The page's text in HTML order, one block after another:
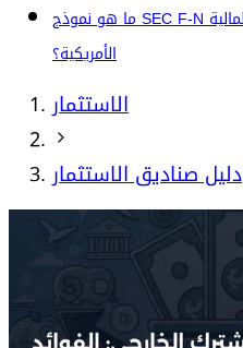
ما هو نموذج SEC F-N وكيفية استخدامه في الأسواق المالية
الأمريكية؟
الاستثمار
دليل صناديق الاستثمار